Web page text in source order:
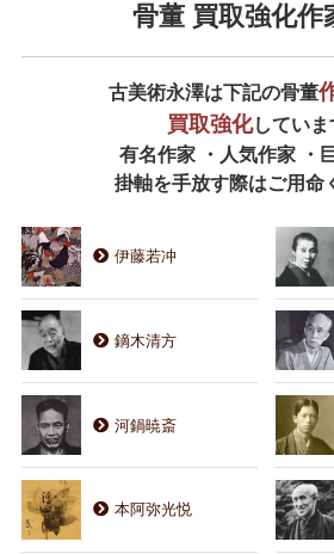
骨董 買取強化作
古美術永澤は下記の骨董
買取強化していま
有名作家 ・人気作家 ・
掛軸を手放す際はご用命
伊藤若冲
鏑木清方
河鍋暁斎
本阿弥光悦